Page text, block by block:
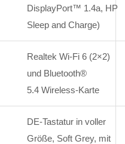
DisplayPort™ 1.4a, HP
Sleep and Charge)
Realtek Wi-Fi 6 (2×2)
und Bluetooth®
5.4 Wireless-Karte
DE-Tastatur in voller
Größe, Soft Grey, mit